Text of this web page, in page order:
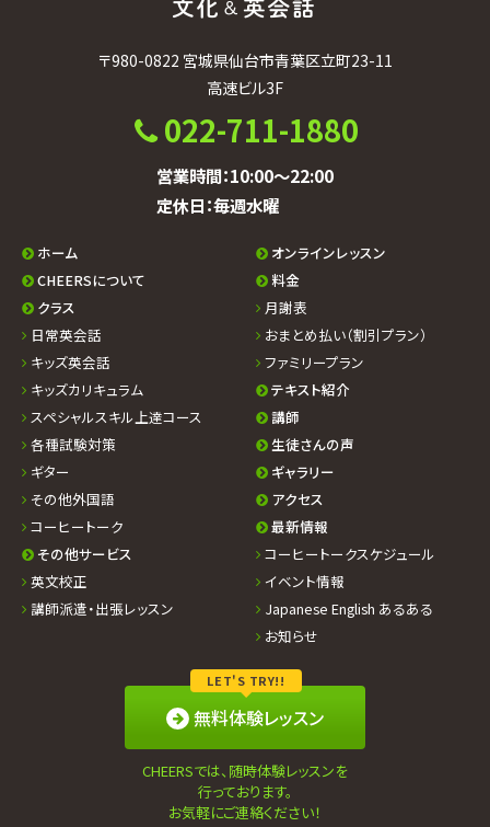
〒980-0822 宮城県仙台市青葉区立町23-11
高速ビル3F
022-711-1880
営業時間：10:00〜22:00
定休日：毎週水曜
ホーム
CHEERSについて
クラス
日常英会話
キッズ英会話
キッズカリキュラム
スペシャルスキル上達コース
各種試験対策
ギター
その他外国語
コーヒートーク
その他サービス
英文校正
講師派遣・出張レッスン
オンラインレッスン
料金
月謝表
おまとめ払い（割引プラン）
ファミリープラン
テキスト紹介
講師
生徒さんの声
ギャラリー
アクセス
最新情報
コーヒートークスケジュール
イベント情報
Japanese English あるある
お知らせ
LET'S TRY!!
無料体験レッスン
CHEERSでは、随時体験レッスンを
行っております。
お気軽にご連絡ください！